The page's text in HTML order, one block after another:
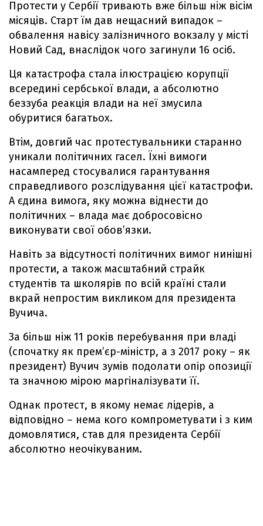
Протести у Сербії тривають вже більш ніж вісім
місяців. Старт їм дав нещасний випадок –
обвалення навісу залізничного вокзалу у місті
Новий Сад, внаслідок чого загинули 16 осіб.
Ця катастрофа стала ілюстрацією корупції
всередині сербської влади, а абсолютно
беззуба реакція влади на неї змусила
обуритися багатьох.
Втім, довгий час протестувальники старанно
уникали політичних гасел. Їхні вимоги
насамперед стосувалися гарантування
справедливого розслідування цієї катастрофи.
А єдина вимога, яку можна віднести до
політичних – влада має добросовісно
виконувати свої обов’язки.
Навіть за відсутності політичних вимог нинішні
протести, а також масштабний страйк
студентів та школярів по всій країні стали
вкрай непростим викликом для президента
Вучича.
За більш ніж 11 років перебування при владі
(спочатку як прем’єр-міністр, а з 2017 року – як
президент) Вучич зумів подолати опір опозиції
та значною мірою маргіналізувати її.
Однак протест, в якому немає лідерів, а
відповідно – нема кого компрометувати і з ким
домовлятися, став для президента Сербії
абсолютно неочікуваним.